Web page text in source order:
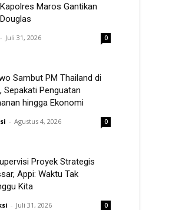
Maros Gantikan
- Juli 31, 2026 0
Sambut PM Thailand di
Sepakati Penguatan
hingga Ekonomi
- Agustus 4, 2026 0
Proyek Strategis
Appi: Waktu Tak
Kita
- Juli 31, 2026 0